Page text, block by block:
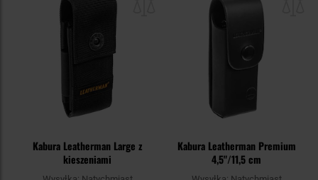
Kabura Leatherman Large z
kieszeniami
Kabura Leatherman Premium
4,5"/11,5 cm